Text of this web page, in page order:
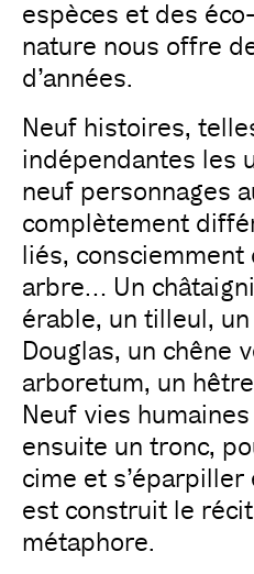
espèces et des
nature nous offre
d’années.
Neuf histoires,
indépendantes les
neuf personnages
complètement
liés, consciemment
arbre… Un
érable, un tilleul,
Douglas, un chêne
arboretum, un
Neuf vies
ensuite un tronc,
cime et s’éparpiller
est construit le
métaphore.